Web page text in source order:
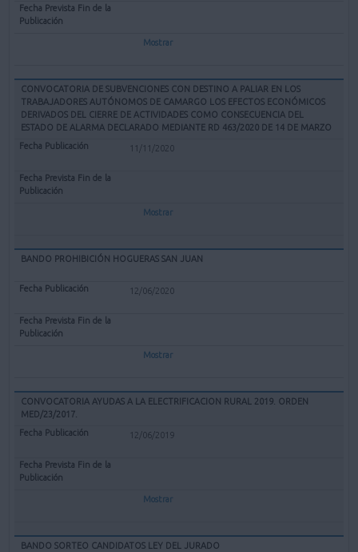
Mostrar
CONVOCATORIA DE SUBVENCIONES CON DESTINO A PALIAR EN LOS
TRABAJADORES AUTÓNOMOS DE CAMARGO LOS EFECTOS ECONÓMICOS
DERIVADOS DEL CIERRE DE ACTIVIDADES COMO CONSECUENCIA DEL
ESTADO DE ALARMA DECLARADO MEDIANTE RD 463/2020 DE 14 DE MARZO
11/11/2020
Mostrar
BANDO PROHIBICIÓN HOGUERAS SAN JUAN
12/06/2020
Mostrar
CONVOCATORIA AYUDAS A LA ELECTRIFICACION RURAL 2019. ORDEN
MED/23/2017.
12/06/2019
Mostrar
BANDO SORTEO CANDIDATOS LEY DEL JURADO